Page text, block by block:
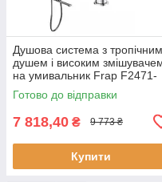
Душова система з тропічним
душем і високим
на умивальник Frap F2471-
12 хром
Готово до відправки
7 818,40 ₴ 9 773 ₴
Купити